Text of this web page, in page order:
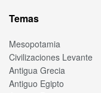
Temas
Mesopotamia
Civilizaciones Levante
Antigua Grecia
Antiguo Egipto